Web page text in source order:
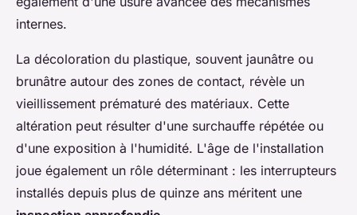
internes.
La décoloration du plastique, souvent jaunâtre ou
brunâtre autour des zones de contact, révèle un
vieillissement prématuré des matériaux. Cette
altération peut résulter d'une surchauffe répétée ou
d'une exposition à l'humidité. L'âge de l'installation
joue également un rôle déterminant : les interrupteurs
installés depuis plus de quinze ans méritent une